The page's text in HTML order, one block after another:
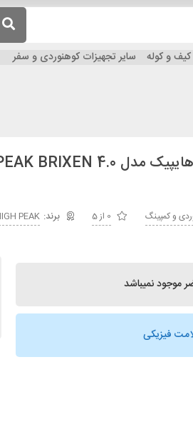
کیف و کوله سایر تجهیزات کوهنوردی و سفر
و کمپینگ 0 از 5 PEAK
موجود نمیباشد
فیزیکی